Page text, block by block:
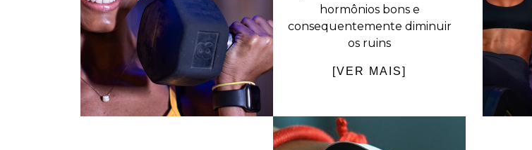
hormônios bons e
consequentemente diminuir
os ruins
[VER MAIS]